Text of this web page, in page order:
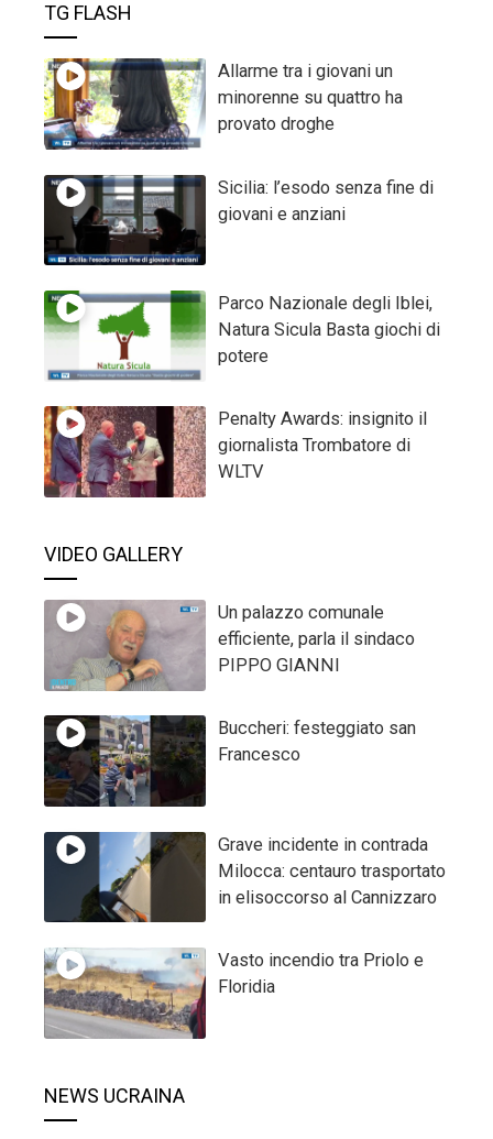
TG FLASH
Allarme tra i giovani un
minorenne su quattro ha
provato droghe
Sicilia: l’esodo senza fine di
giovani e anziani
Parco Nazionale degli Iblei,
Natura Sicula Basta giochi di
potere
Penalty Awards: insignito il
giornalista Trombatore di
WLTV
VIDEO GALLERY
Un palazzo comunale
efficiente, parla il sindaco
PIPPO GIANNI
Buccheri: festeggiato san
Francesco
Grave incidente in contrada
Milocca: centauro trasportato
in elisoccorso al Cannizzaro
Vasto incendio tra Priolo e
Floridia
NEWS UCRAINA